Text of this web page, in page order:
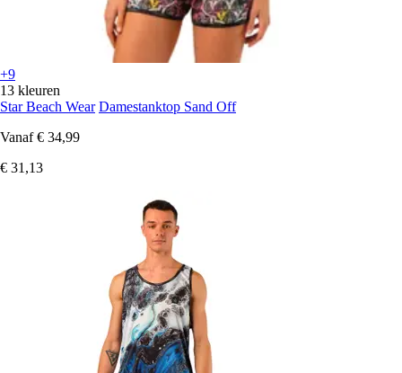
+9
13 kleuren
Star Beach Wear Damestanktop Sand Off
Vanaf € 34,99
€ 31,13